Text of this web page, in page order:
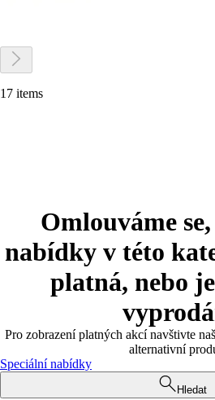
17 items
Omlouváme
nabídky v této
platná, nebo
Pro zobrazení platných akcí navštivte
alternativní
Speciální nabídky
Hledat